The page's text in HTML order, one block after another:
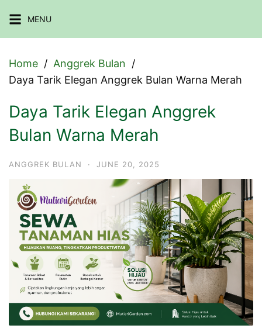
to
MENU
Home
Anggrek Bulan
Daya Tarik Elegan Anggrek Bulan Warna Merah
Daya Tarik Elegan Anggrek
Bulan Warna Merah
ANGGREK BULAN · JUNE 20, 2025